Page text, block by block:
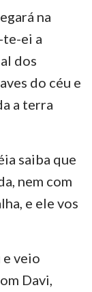
na
ei a
dos
do céu e
a terra
saiba que
nem com
e ele vos
veio
Davi,